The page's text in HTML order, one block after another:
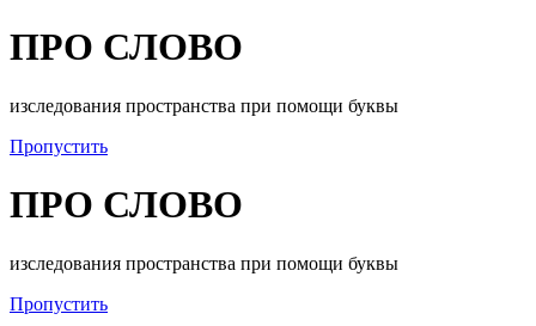
ПРО СЛОВО
изследования пространства при помощи буквы
Пропустить
ПРО СЛОВО
изследования пространства при помощи буквы
Пропустить